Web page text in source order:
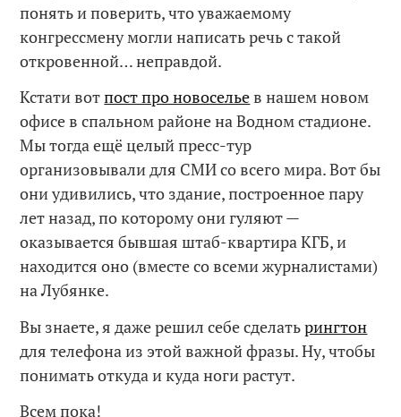
понять и поверить, что уважаемому
конгрессмену могли написать речь с такой
откровенной… неправдой.
Кстати вотпост про новосельев нашем новом
офисе в спальном районе на Водном стадионе.
Мы тогда ещё целый пресс-тур
организовывали для СМИ со всего мира. Вот бы
они удивились, что здание, построенное пару
лет назад, по которому они гуляют —
оказывается бывшая штаб-квартира КГБ, и
находится оно (вместе со всеми журналистами)
на Лубянке.
Вы знаете, я даже решил себе сделатьрингтон
для телефона из этой важной фразы. Ну, чтобы
понимать откуда и куда ноги растут.
Всем пока!